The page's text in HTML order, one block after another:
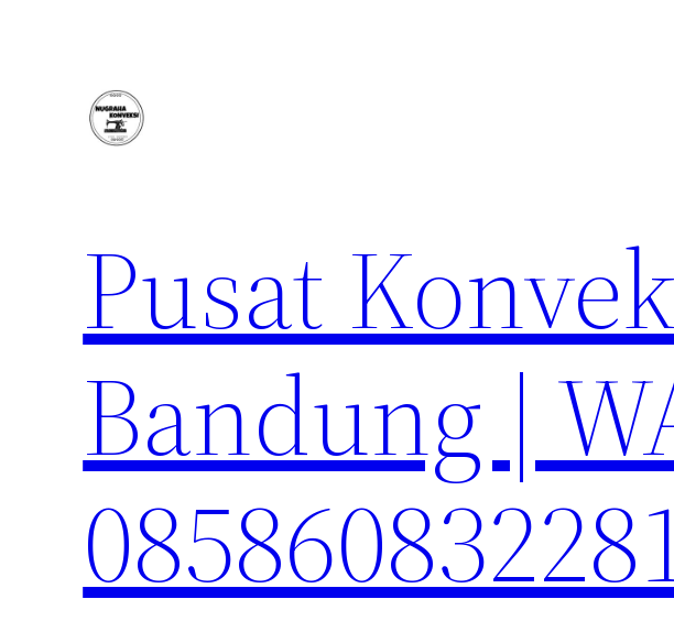
Pusat
Bandung |